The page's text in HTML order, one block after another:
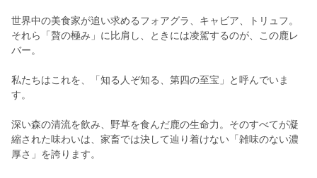
世界中の美食家が追い求めるフォアグラ、キャビア、トリュフ。
それら「贅の極み」に比肩し、ときには凌駕するのが、この鹿レ
バー。
私たちはこれを、「知る人ぞ知る、第四の至宝」と呼んでいま
す。
深い森の清流を飲み、野草を食んだ鹿の生命力。そのすべてが凝
縮された味わいは、家畜では決して辿り着けない「雑味のない濃
厚さ」を誇ります。